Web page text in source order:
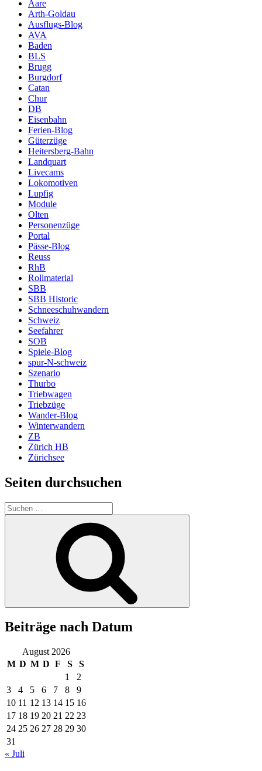
Aare
Arth-Goldau
Ausflugs-Blog
AVA
Baden
BLS
Brugg
Burgdorf
Catan
Chur
DB
Eisenbahn
Ferien-Blog
Güterzüge
Heitersberg-Bahn
Landquart
Livecams
Lokomotiven
Lupfig
Module
Olten
Personenzüge
Portal
Pässe-Blog
Reuss
RhB
Rollmaterial
SBB
SBB Historic
Schneeschuhwandern
Schweiz
Seefahrer
SOB
Spiele-Blog
spur-N-schweiz
Szenario
Thurbo
Triebwagen
Triebzüge
Wander-Blog
Winterwandern
ZB
Zürich HB
Zürichsee
Seiten durchsuchen
Suchen
nach:
Beiträge nach Datum
August 2026
M D M D F S
S
1
2
3
4 5 6 7 8
9
10 11 12 13 14 15 16
17 18 19 20 21 22 23
24 25 26 27 28 29 30
31
« Juli